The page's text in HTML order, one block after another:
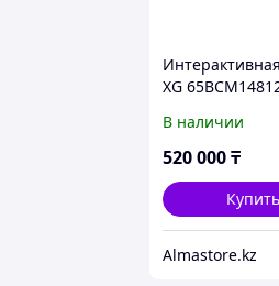
XG
В наличии
520 000₸
Almastore.kz